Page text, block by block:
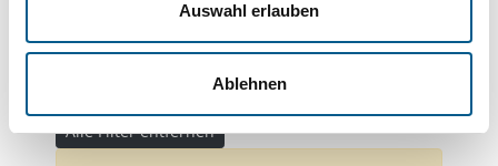
Auswahl erlauben
Ablehnen
Themen: Natur- & Umweltschutz
Themen: Seniorinnen, Senioren & Pflege
Themen: Hilfsbedürftige Menschen
Alle Filter entfernen